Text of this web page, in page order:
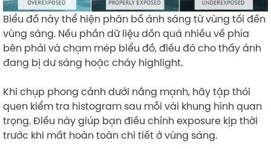
Biểu đồ này thể hiện phân bố ánh sáng từ vùng tối đến
vùng sáng. Nếu phần dữ liệu dồn quá nhiều về phía
bên phải và chạm mép biểu đồ, điều đó cho thấy ảnh
đang bị dư sáng hoặc cháy highlight.
Khi chụp phong cảnh dưới nắng mạnh, hãy tập thói
quen kiểm tra histogram sau mỗi vài khung hình quan
trọng. Điều này giúp bạn điều chỉnh exposure kịp thời
trước khi mất hoàn toàn chi tiết ở vùng sáng.